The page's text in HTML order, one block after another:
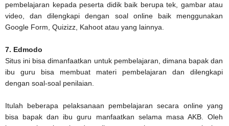
pembelajaran kepada peserta didik baik berupa tek, gambar atau
video, dan dilengkapi dengan soal online baik menggunakan
Google Form, Quizizz, Kahoot atau yang lainnya.
7. Edmodo
Situs ini bisa dimanfaatkan untuk pembelajaran, dimana bapak dan
ibu guru bisa membuat materi pembelajaran dan dilengkapi
dengan soal-soal penilaian.
Itulah beberapa pelaksanaan pembelajaran secara online yang
bisa bapak dan ibu guru manfaatkan selama masa AKB. Oleh